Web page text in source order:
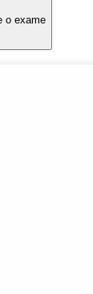
o exame